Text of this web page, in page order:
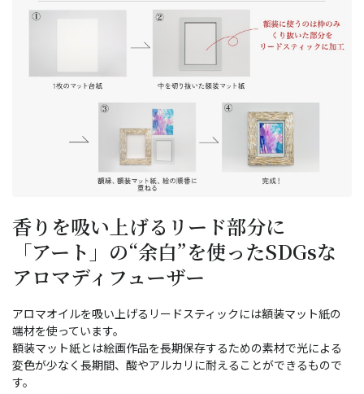
香りを吸い上げるリード部分に
「アート」の“余白”を使ったSDGsな
アロマディフューザー
アロマオイルを吸い上げるリードスティックには額装マット紙の
端材を使っています。
額装マット紙とは絵画作品を長期保存するための素材で光による
変色が少なく長期間、酸やアルカリに耐えることができるもので
す。